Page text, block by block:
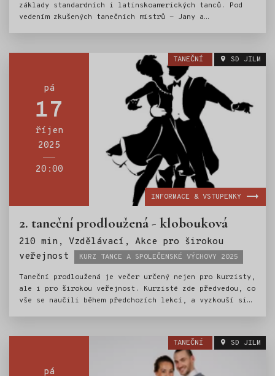
základy standardních i latinskoamerických tanců. Pod
vedením zkušených tanečních mistrů - Jany a
součástí kurzu je i výuka základů společenského chování
a etiky.Kurz tance je tak ideální přípravou pro vstup
do světa společenských událostí.
pá
17
říjen
2025
20:00
TANEČNÍ SD JILM
2. taneční prodloužená - klobouková
210 min, Vzdělávací, Akce pro širokou
veřejnost
Štítky:
KURZ TANCE A SPOLEČENSKÉ VÝCHOVY 2025
Taneční prodloužená je večer určený nejen pro kurzisty,
ale i pro širokou veřejnost. Kurzisté zde předvedou, co
vše se naučili během předchozích lekcí, a vyzkouší si
doprovod se postarají Petr Hájek a Jakub Kuřík.
INFORMACE & VSTUPENKY
pá
TANEČNÍ SD JILM